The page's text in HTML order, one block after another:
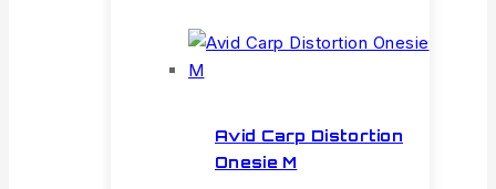
Avid Carp Distortion
Onesie M